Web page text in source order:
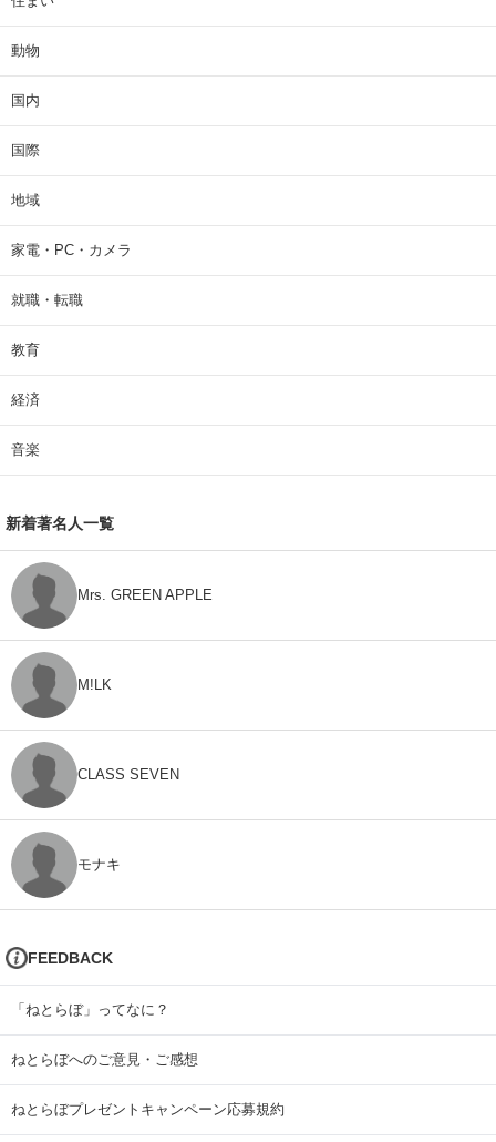
動物
国内
国際
地域
家電・PC・カメラ
就職・転職
教育
経済
音楽
新着著名人一覧
Mrs. GREEN APPLE
M!LK
CLASS SEVEN
モナキ
FEEDBACK
「ねとらぼ」ってなに？
ねとらぼへのご意見・ご感想
ねとらぼプレゼントキャンペーン応募規約